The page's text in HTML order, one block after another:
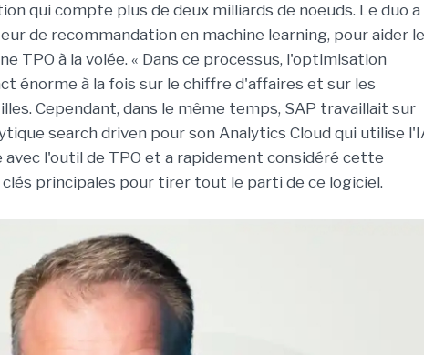
qui compte plus de deux milliards de noeuds. Le duo a
de recommandation en machine learning, pour aider
TPO à la volée. « Dans ce processus, l'optimisation
énorme à la fois sur le chiffre d'affaires et sur les
Cependant, dans le même temps, SAP travaillait sur
search driven pour son Analytics Cloud qui utilise
l'outil de TPO et a rapidement considéré cette
principales pour tirer tout le parti de ce logiciel.